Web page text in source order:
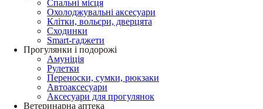
Спальні місця
Охолоджувальні аксесуари
Клітки, вольєри, дверцята
Сходинки
Smart-гаджети
Прогулянки і подорожі
Амуніція
Рулетки
Переноски, сумки, рюкзаки
Автоаксесуари
Аксесуари для прогулянок
Ветеринарна аптека